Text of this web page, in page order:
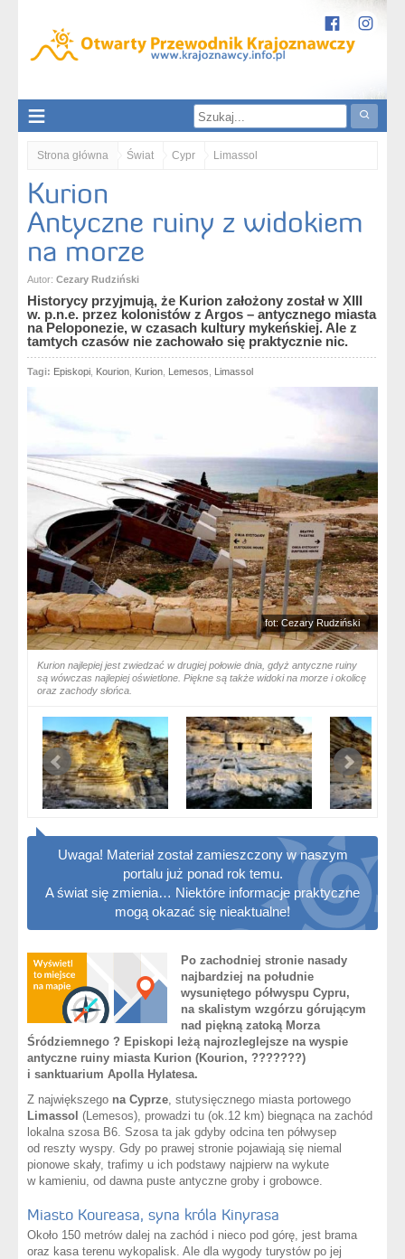
Strona główna Świat Cypr Limassol
Kurion. Antyczne ruiny z widokiem na morze
Kurion
Antyczne ruiny z widokiem
na morze
Autor: Cezary Rudziński
Historycy przyjmują, że Kurion założony został w XIII
w. p.n.e. przez kolonistów z Argos – antycznego miasta
na Peloponezie, w czasach kultury mykeńskiej. Ale z
tamtych czasów nie zachowało się praktycznie nic.
Tagi: Episkopi Kourion Kurion Lemesos Limassol
fot: Cezary Rudziński
Kurion najlepiej jest zwiedzać w drugiej połowie dnia, gdyż antyczne ruiny
są wówczas najlepiej oświetlone. Piękne są także widoki na morze i okolicę
oraz zachody słońca.
Uwaga! Materiał został zamieszczony w naszym
portalu już ponad rok temu.
A świat się zmienia… Niektóre informacje praktyczne
mogą okazać się nieaktualne!
Po zachodniej stronie nasady
najbardziej na południe
wysuniętego półwyspu Cypru,
na skalistym wzgórzu górującym
nad piękną zatoką Morza
Śródziemnego ? Episkopi leżą najrozleglejsze na wyspie
antyczne ruiny miasta Kurion (Kourion, ???????)
i sanktuarium Apolla Hylatesa.
Z największego na Cyprze, stutysięcznego miasta portowego
Limassol (Lemesos), prowadzi tu (ok.12 km) biegnąca na zachód
lokalna szosa B6. Szosa ta jak gdyby odcina ten półwysep
od reszty wyspy. Gdy po prawej stronie pojawiają się niemal
pionowe skały, trafimy u ich podstawy najpierw na wykute
w kamieniu, od dawna puste antyczne groby i grobowce.
Miasto Koureasa, syna króla Kinyrasa
Około 150 metrów dalej na zachód i nieco pod górę, jest brama
oraz kasa terenu wykopalisk. Ale dla wygody turystów po jej